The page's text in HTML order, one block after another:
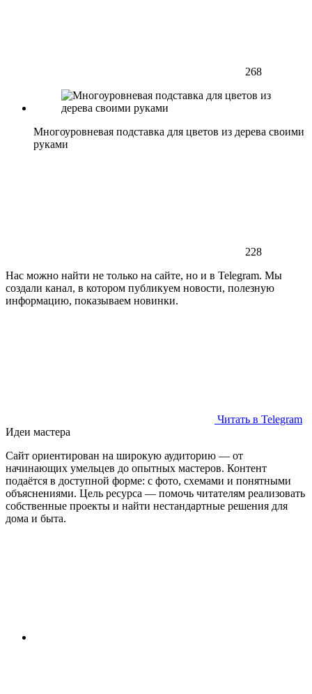
268
Многоуровневая подставка для цветов из дерева своими
руками
228
Нас можно найти не только на сайте, но и в Telegram. Мы
создали канал, в котором публикуем новости, полезную
информацию, показываем новинки.
Читать в Telegram
Идеи мастера
Сайт ориентирован на широкую аудиторию — от
начинающих умельцев до опытных мастеров. Контент
подаётся в доступной форме: с фото, схемами и понятными
объяснениями. Цель ресурса — помочь читателям реализовать
собственные проекты и найти нестандартные решения для
дома и быта.